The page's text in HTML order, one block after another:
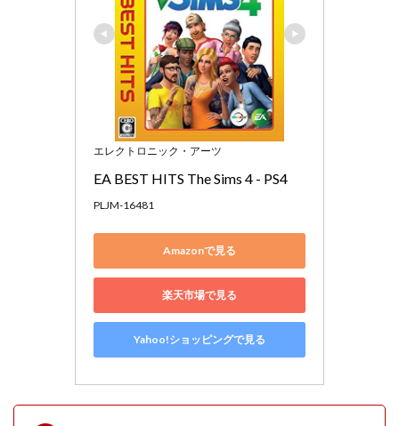
エレクトロニック・アーツ
EA BEST HITS The Sims 4 - PS4
PLJM-16481
Amazonで見る
楽天市場で見る
Yahoo!ショッピングで見る